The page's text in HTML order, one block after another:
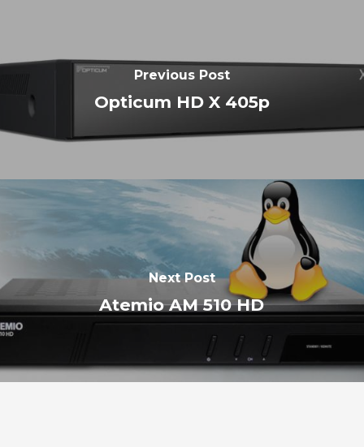
Previous Post
Opticum HD X 405p
Next Post
Atemio AM 510 HD